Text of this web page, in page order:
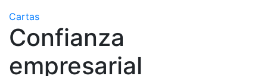
Cartas
Confianza
empresarial